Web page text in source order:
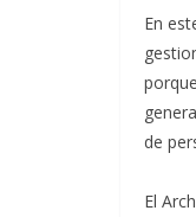
En
de
El